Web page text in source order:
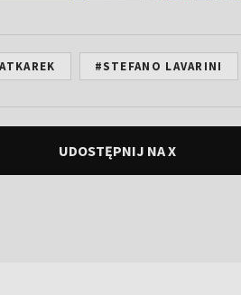
#STEFANO LAVARINI
UDOSTĘPNIJ NA X